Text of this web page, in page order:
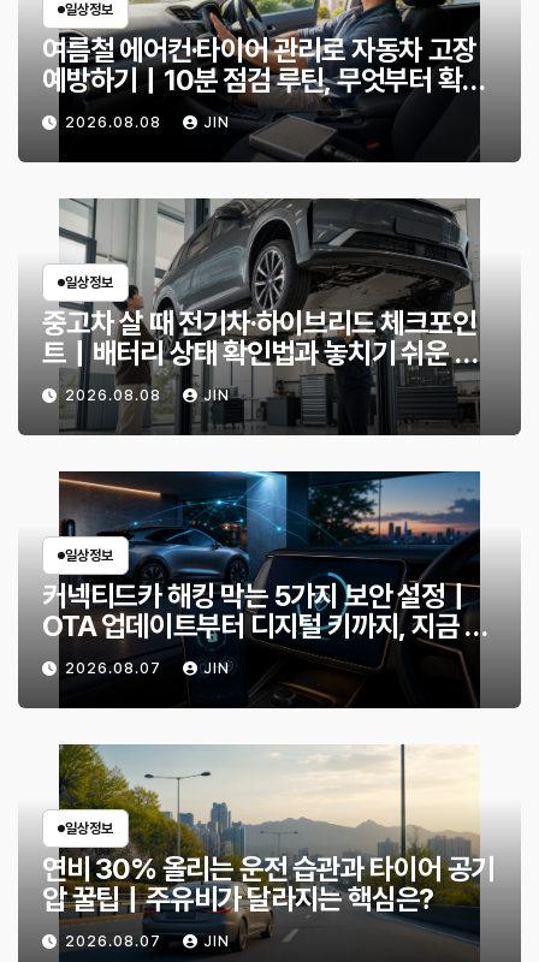
일상정보
여름철 에어컨·타이어 관리로 자동차 고장
예방하기｜10분 점검 루틴, 무엇부터 확인
할까?
2026.08.08 JIN
일상정보
중고차 살 때 전기차·하이브리드 체크포인
트｜배터리 상태 확인법과 놓치기 쉬운 위
험 신호
2026.08.08 JIN
일상정보
커넥티드카 해킹 막는 5가지 보안 설정｜
OTA 업데이트부터 디지털 키까지, 지금 확
인할 것은?
2026.08.07 JIN
일상정보
연비 30% 올리는 운전 습관과 타이어 공기
압 꿀팁｜주유비가 달라지는 핵심은?
2026.08.07 JIN